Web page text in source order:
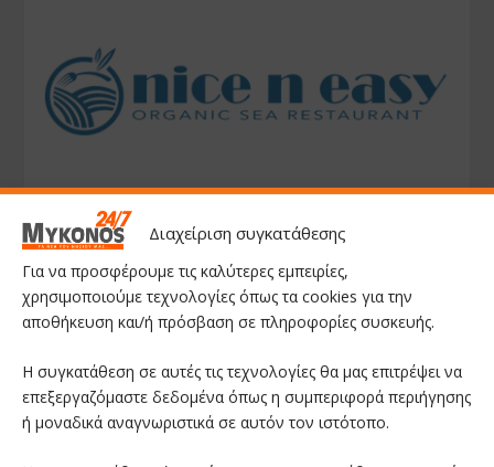
Διαχείριση συγκατάθεσης
Για να προσφέρουμε τις καλύτερες εμπειρίες,
χρησιμοποιούμε τεχνολογίες όπως τα cookies για την
αποθήκευση και/ή πρόσβαση σε πληροφορίες συσκευής.
Η συγκατάθεση σε αυτές τις τεχνολογίες θα μας επιτρέψει να
επεξεργαζόμαστε δεδομένα όπως η συμπεριφορά περιήγησης
ή μοναδικά αναγνωριστικά σε αυτόν τον ιστότοπο.